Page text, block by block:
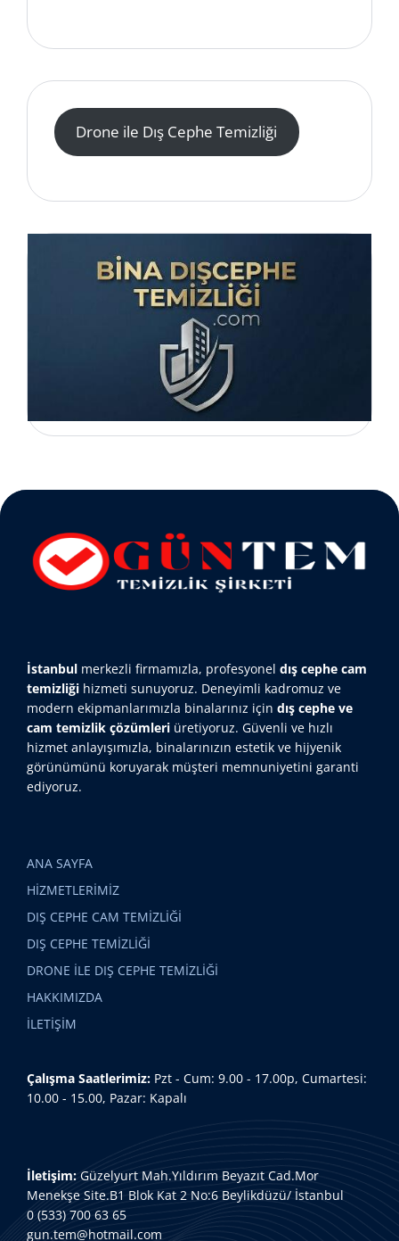
Drone ile Dış Cephe Temizliği
İstanbul merkezli firmamızla, profesyonel dış cephe cam
temizliği hizmeti sunuyoruz. Deneyimli kadromuz ve
modern ekipmanlarımızla binalarınız için dış cephe ve
cam temizlik çözümleri üretiyoruz. Güvenli ve hızlı
hizmet anlayışımızla, binalarınızın estetik ve hijyenik
görünümünü koruyarak müşteri memnuniyetini garanti
ediyoruz.
ANA SAYFA
HİZMETLERİMİZ
DIŞ CEPHE CAM TEMİZLİĞİ
DIŞ CEPHE TEMİZLİĞİ
DRONE İLE DIŞ CEPHE TEMİZLİĞİ
HAKKIMIZDA
İLETİŞİM
Çalışma Saatlerimiz: Pzt - Cum: 9.00 - 17.00p, Cumartesi:
10.00 - 15.00, Pazar: Kapalı
İletişim: Güzelyurt Mah.Yıldırım Beyazıt Cad.Mor
Menekşe Site.B1 Blok Kat 2 No:6 Beylikdüzü/ İstanbul
0 (533) 700 63 65
gun.tem@hotmail.com